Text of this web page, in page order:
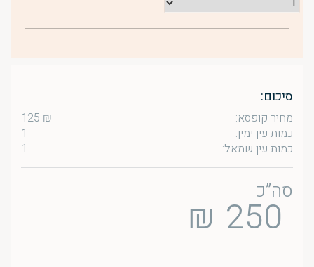
סיכום:
מחיר קופסא: ₪
125
כמות עין ימין:
1
כמות עין שמאל:
1
סה”כ
₪ 250